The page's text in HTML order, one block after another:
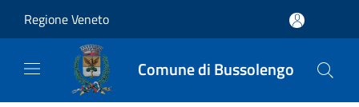
Regione Veneto
Comune di Bussolengo